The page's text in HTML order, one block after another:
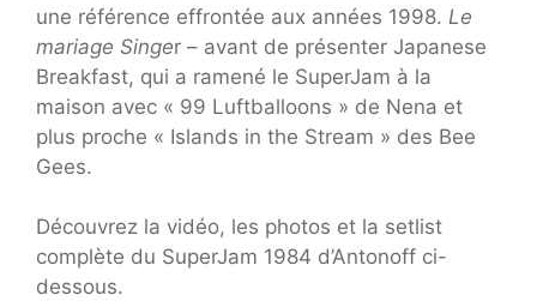
une référence effrontée aux années 1998. Le
mariage Singer – avant de présenter Japanese
Breakfast, qui a ramené le SuperJam à la
maison avec « 99 Luftballoons » de Nena et
plus proche « Islands in the Stream » des Bee
Gees.
Découvrez la vidéo, les photos et la setlist
complète du SuperJam 1984 d’Antonoff ci-
dessous.